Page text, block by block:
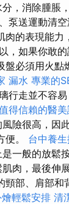
，消除腫脹
泵送運動清
肉的表現能
，如果你敢
必須用火
漏水 專業的
行走並不容
得信賴的醫
險很高，因
便。 台中養
一般的放鬆
肉，最後伸
部、肩部和
輕鬆安排 清